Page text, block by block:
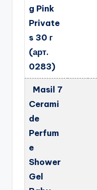
g Pink
Private
s 30 г
(арт.
0283)
Masil 7
Cerami
de
Perfum
e
Shower
Gel